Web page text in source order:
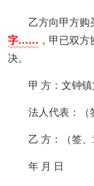
乙方向甲方购
字…… ，甲已双
决。
甲 方：文钟镇
法人代表：（
乙 方：（签、
年 月 日